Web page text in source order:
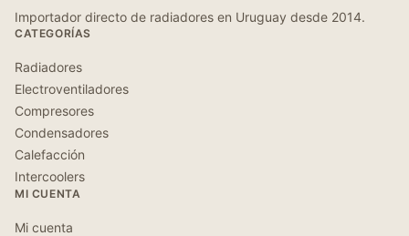
Importador directo de radiadores en Uruguay desde 2014.
CATEGORÍAS
Radiadores
Electroventiladores
Compresores
Condensadores
Calefacción
Intercoolers
MI CUENTA
Mi cuenta